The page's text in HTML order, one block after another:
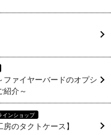
ァイヤーバードのオプシ
紹介～
インショップ
のタクトケース】